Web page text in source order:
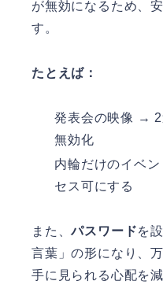
が無効になるため、
す。
たとえば：
発表会の映像 → 2
無効化
内輪だけのイベ
セス可にする
また、パスワードを
言葉」の形になり、
手に見られる心配を減